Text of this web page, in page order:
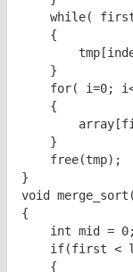
while(
    {
    }
for( i=0;
    {
    }
    free(tmp);
}
void
{
    int mid = 0;
if(first <
    {